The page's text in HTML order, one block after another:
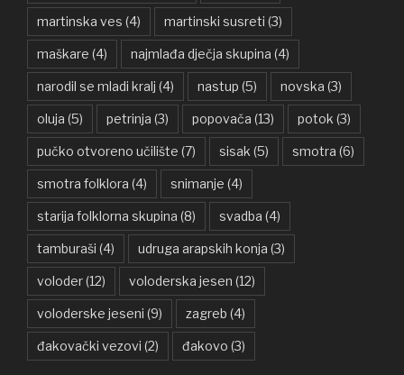
martinska ves (4) martinski susreti (3)
maškare (4) najmlađa dječja skupina (4)
narodil se mladi kralj (4) nastup (5) novska (3)
oluja (5) petrinja (3) popovača (13) potok (3)
pučko otvoreno učilište (7) sisak (5) smotra (6)
smotra folklora (4) snimanje (4)
starija folklorna skupina (8) svadba (4)
tamburaši (4) udruga arapskih konja (3)
voloder(12) voloderska jesen (12)
voloderske jeseni (9) zagreb (4)
đakovački vezovi (2) đakovo (3)